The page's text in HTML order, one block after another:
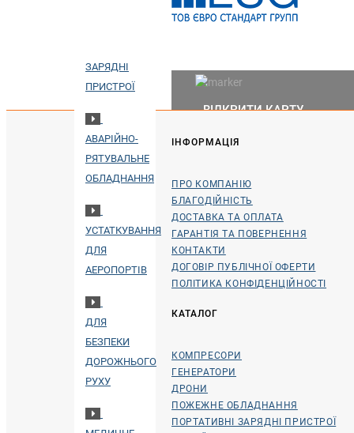
ЗАРЯДНІ
ПРИСТРОЇ
АВАРІЙНО-
РЯТУВАЛЬНЕ
ОБЛАДНАННЯ
УСТАТКУВАННЯ
ДЛЯ
АЕРОПОРТІВ
ДЛЯ
БЕЗПЕКИ
ДОРОЖНЬОГО
РУХУ
ВІДКРИТИ КАРТУ
ІНФОРМАЦІЯ
ПРО КОМПАНІЮ
БЛАГОДІЙНІСТЬ
ДОСТАВКА ТА ОПЛАТА
ГАРАНТІЯ ТА ПОВЕРНЕННЯ
КОНТАКТИ
ДОГОВІР ПУБЛІЧНОЇ ОФЕРТИ
ПОЛІТИКА КОНФІДЕНЦІЙНОСТІ
КАТАЛОГ
КОМПРЕСОРИ
ГЕНЕРАТОРИ
ДРОНИ
ПОЖЕЖНЕ ОБЛАДНАННЯ
ПОРТАТИВНІ ЗАРЯДНІ ПРИСТРОЇ